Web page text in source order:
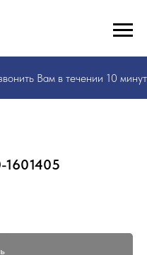
Вам в течении 10 минут